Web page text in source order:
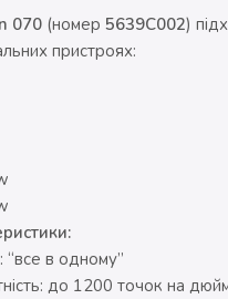
070 (номер 5639C002)
пристроях:
в одному”
до 1200 точок на